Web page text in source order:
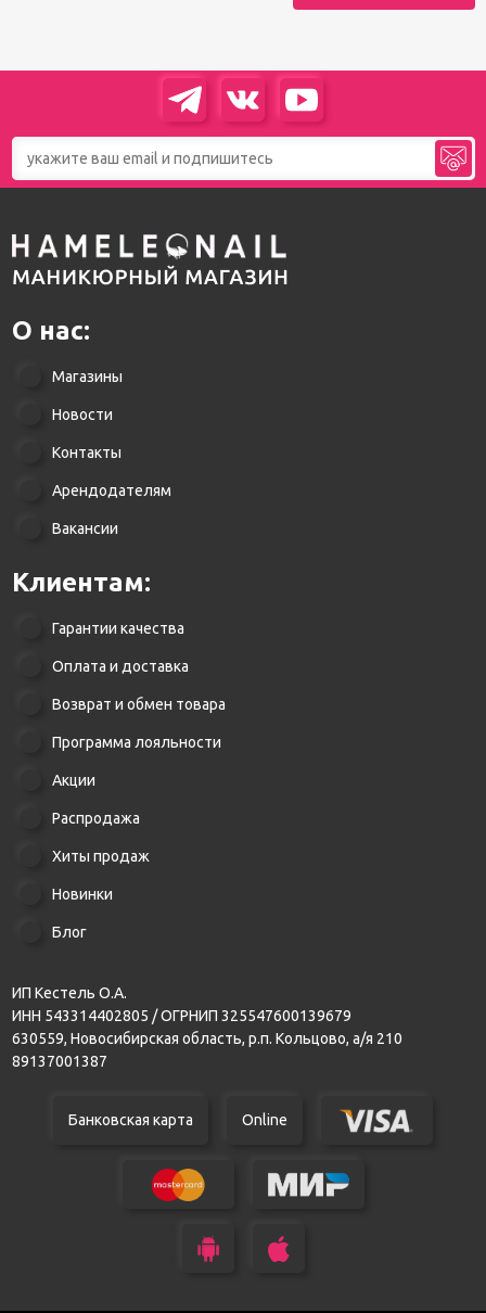
О нас:
Магазины
Новости
Контакты
Арендодателям
Вакансии
Клиентам:
Гарантии качества
Оплата и доставка
Возврат и обмен товара
Программа лояльности
Акции
Распродажа
Хиты продаж
Новинки
Блог
ИП Кестель О.А.
ИНН 543314402805 / ОГРНИП 325547600139679
630559, Новосибирская область, р.п. Кольцово, а/я 210
89137001387
Банковская карта Online